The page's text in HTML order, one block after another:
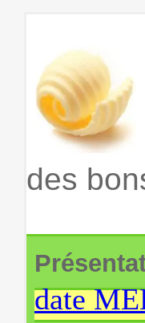
des
date